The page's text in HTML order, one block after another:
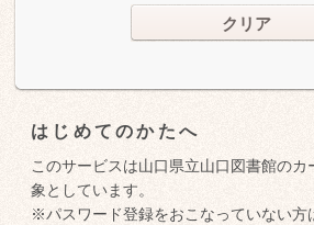
クリア
はじめてのかたへ
このサービスは山口県立山口図書館の
象としています。
※パスワード登録をおこなっていない方